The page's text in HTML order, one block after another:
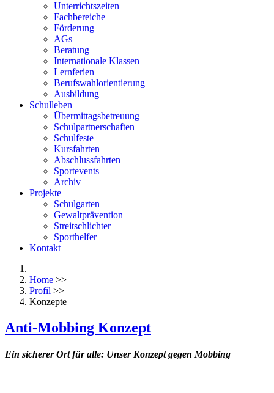
Unterrichtszeiten
Fachbereiche
Förderung
AGs
Beratung
Internationale Klassen
Lernferien
Berufswahlorientierung
Ausbildung
Schulleben
Übermittagsbetreuung
Schulpartnerschaften
Schulfeste
Kursfahrten
Abschlussfahrten
Sportevents
Archiv
Projekte
Schulgarten
Gewaltprävention
Streitschlichter
Sporthelfer
Kontakt
Home >>
Profil >>
Konzepte
Anti-Mobbing Konzept
Ein sicherer Ort für alle: Unser Konzept gegen Mobbing